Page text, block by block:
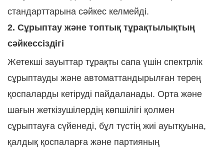
стандарттарына сәйкес келмейді.
2. Сұрыптау және топтық тұрақтылықтың
сәйкессіздігі
Жетекші зауыттар тұрақты сапа үшін спектрлік
сұрыптауды және автоматтандырылған терең
қоспаларды кетіруді пайдаланады. Орта және
шағын жеткізушілердің көпшілігі қолмен
сұрыптауға сүйенеді, бұл түстің жиі ауытқуына,
қалдық қоспаларға және партияның